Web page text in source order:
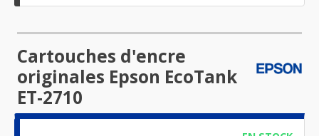
Cartouches d'encre
originales Epson EcoTank
ET-2710